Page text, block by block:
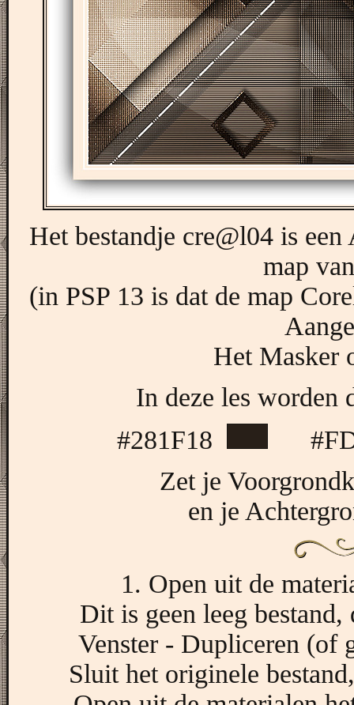
Het bestandje cre@l04 is
map
(in PSP 13 is dat de map
Het Masker
In deze les worden
#281F18
Zet je
en je
1. Open uit de
Dit is geen leeg
Venster - Dupliceren (of
Sluit het originele